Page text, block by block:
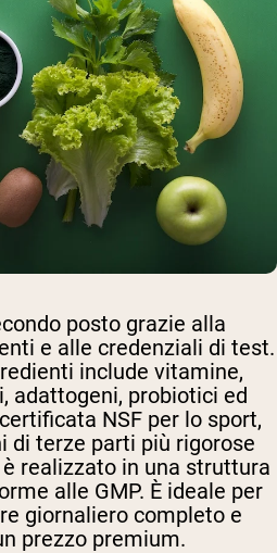
posto grazie alla
e alle credenziali di test.
include vitamine,
adattogeni, probiotici ed
NSF per lo sport,
di terze parti più rigorose
realizzato in una struttura
alle GMP. È ideale per
giornaliero completo e
prezzo premium.